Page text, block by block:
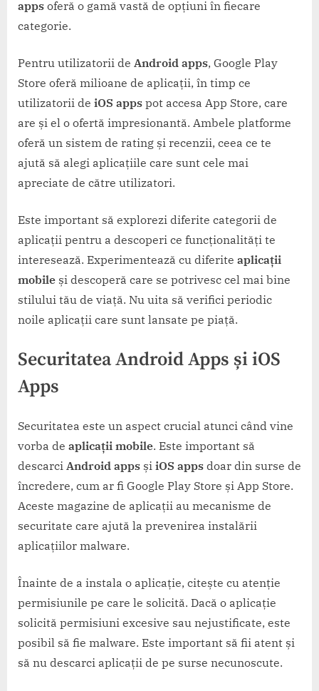
apps oferă o gamă vastă de opțiuni în fiecare
categorie.
Pentru utilizatorii de Android apps, Google Play
Store oferă milioane de aplicații, în timp ce
utilizatorii de iOS apps pot accesa App Store, care
are și el o ofertă impresionantă. Ambele platforme
oferă un sistem de rating și recenzii, ceea ce te
ajută să alegi aplicațiile care sunt cele mai
apreciate de către utilizatori.
Este important să explorezi diferite categorii de
aplicații pentru a descoperi ce funcționalități te
interesează. Experimentează cu diferite aplicații
mobile și descoperă care se potrivesc cel mai bine
stilului tău de viață. Nu uita să verifici periodic
noile aplicații care sunt lansate pe piață.
SecuritateaAndroid Apps șiiOS
Apps
Securitatea este un aspect crucial atunci când vine
vorba de aplicații mobile. Este important să
descarci Android apps și iOS apps doar din surse de
încredere, cum ar fi Google Play Store și App Store.
Aceste magazine de aplicații au mecanisme de
securitate care ajută la prevenirea instalării
aplicațiilor malware.
Înainte de a instala o aplicație, citește cu atenție
permisiunile pe care le solicită. Dacă o aplicație
solicită permisiuni excesive sau nejustificate, este
posibil să fie malware. Este important să fii atent și
să nu descarci aplicații de pe surse necunoscute.